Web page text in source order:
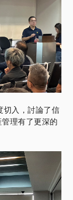
切入，討論了信
理有了更深的